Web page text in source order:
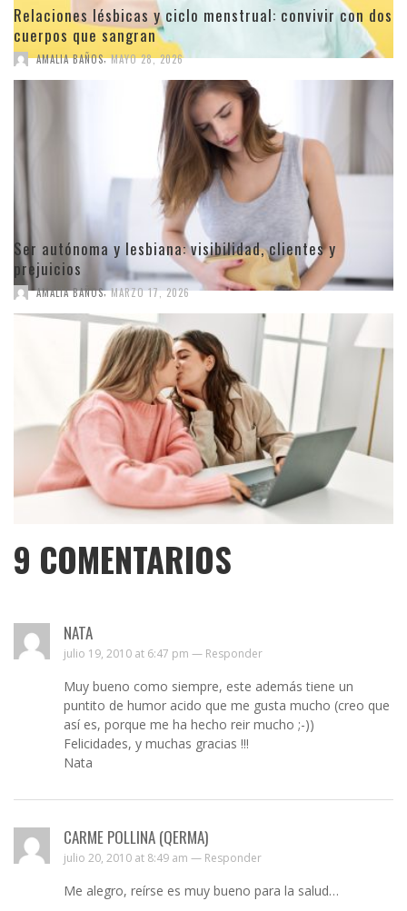
Relaciones lésbicas y ciclo menstrual: convivir con dos
cuerpos que sangran
AMALIA BAÑOS, MAYO 28, 2026
Ser autónoma y lesbiana: visibilidad, clientes y
prejuicios
AMALIA BAÑOS, MARZO 17, 2026
9 COMENTARIOS
NATA
julio 19, 2010 at 6:47 pm — Responder
Muy bueno como siempre, este además tiene un
puntito de humor acido que me gusta mucho (creo que
así es, porque me ha hecho reir mucho ;-))
Felicidades, y muchas gracias !!!
Nata
CARME POLLINA (QERMA)
julio 20, 2010 at 8:49 am — Responder
Me alegro, reírse es muy bueno para la salud…